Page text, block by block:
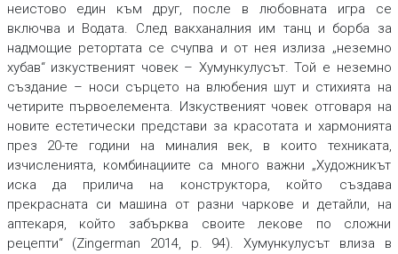
неистово един към друг, после в любовната игра се
включва и Водата. След вакханалния им танц и борба за
надмощие ретортата се счупва и от нея излиза „неземно
хубав“ изкуственият човек – Хумункулусът. Той е неземно
създание – носи сърцето на влюбения шут и стихията на
четирите първоелемента. Изкуственият човек отговаря на
новите естетически представи за красотата и хармонията
през 20-те години на миналия век, в които техниката,
изчисленията, комбинациите са много важни „Художникът
иска да прилича на конструктора, който създава
прекрасната си машина от разни чаркове и детайли, на
аптекаря, който забърква своите лекове по сложни
рецепти“ (Zingerman 2014, p. 94). Хумункулусът влиза в